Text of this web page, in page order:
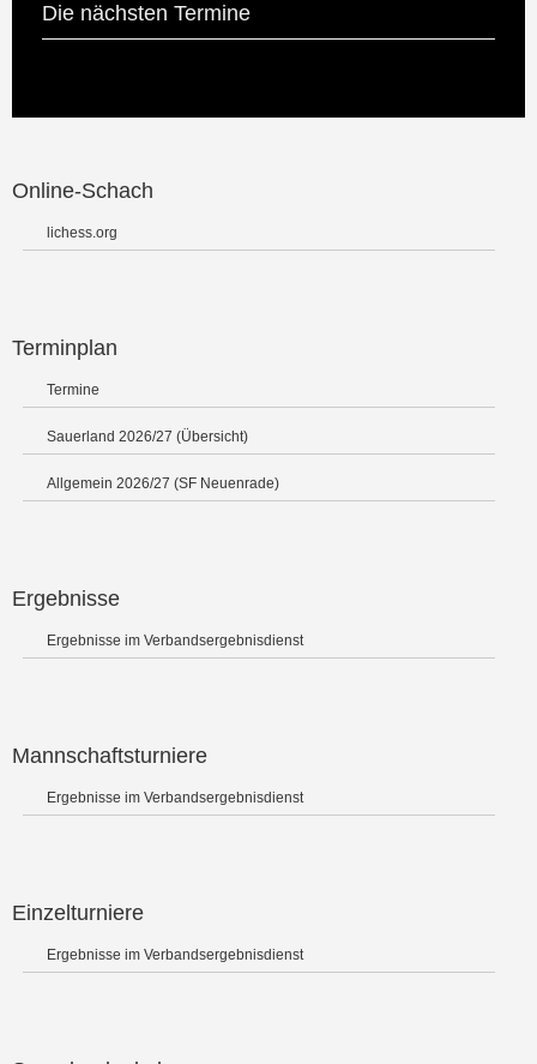
Die nächsten Termine
Online-Schach
lichess.org
Terminplan
Termine
Sauerland 2026/27 (Übersicht)
Allgemein 2026/27 (SF Neuenrade)
Ergebnisse
Ergebnisse im Verbandsergebnisdienst
Mannschaftsturniere
Ergebnisse im Verbandsergebnisdienst
Einzelturniere
Ergebnisse im Verbandsergebnisdienst